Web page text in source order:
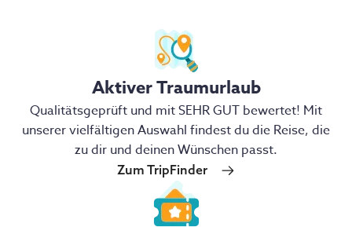
Aktiver Traumurlaub
Qualitätsgeprüft und mit SEHR GUT bewertet! Mit
unserer vielfältigen Auswahl findest du die Reise, die
zu dir und deinen Wünschen passt.
Zum TripFinder